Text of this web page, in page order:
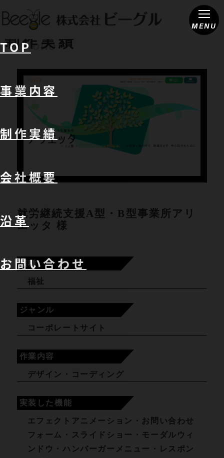
TOP
事業内容
制作実績
会社概要
沿革
お問い合わせ
MENU
Portfolio
制作実績
就労継続支援A型・B型事業所アリ
エッタ 様
業種
福祉
ジャンル
コーポレートサイト
作業内容
デザイン・コーディング
実装した機能
エフェクトアニメーション・お問い合わせ
フォーム・スライドショー・モーダルウィ
ンドウ・ハンバーガーメニュー・レスポン